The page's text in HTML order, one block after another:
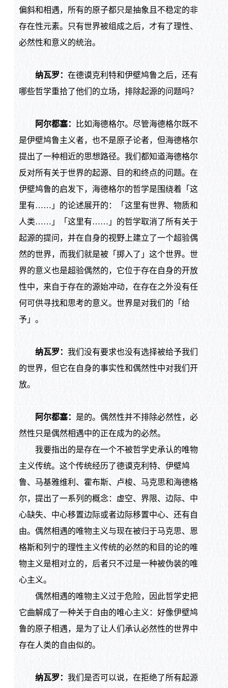
偏斜和相遇，所有的原子都只是抽象且不稳定的非
存在性元素。只有世界被组成之后，才有了理性、
必然性和意义的统治。
纳瓦罗： 在德谟克利特和伊壁鸠鲁之后，还有
哪些哲学重拾了他们的立场，排除起源的问题吗？
阿尔都塞：
比如海德格尔。尽管海德格尔既不
是伊壁鸠鲁主义者，也不是原子论者，但海德格尔
提出了一种相近的思想路径。我们都知道海德格尔
反对所有关于世界的起源、目的和终点的问题。在
伊壁鸠鲁的启发下，海德格尔的哲学是围绕着「这
里有……」的论述展开的：「这里有世界、物质和
人类……」「这里有……」的哲学取消了所有关于
起源的提问，并在自身的视野上建立了一个超验偶
然的世界，而我们就是被「掷入了」这个世界。世
界的意义也是超验偶然的，它位于存在自身的开放
性中，来自于存在的源始冲动，在存在之外没有任
何可供寻找和思考的意义。世界是对我们的「给
予」。
纳瓦罗： 我们没有要求也没有选择被给予我们
的世界，但它在自身的事实性和偶然性中对我们开
放。
阿尔都塞： 是的。偶然性并不排除必然性，必
然性只是偶然相遇中的正在成为的必然。
我要指出的是存在一个不被哲学史承认的唯物
主义传统。这个传统经历了德谟克利特、伊壁鸠
鲁、马基雅维利、霍布斯、卢梭、马克思和海德格
尔，提出了一系列的概念：虚空、界限、边际、中
心缺失、中心移置边际或者边际移置中心、还有自
由。偶然相遇的唯物主义与现在被归于马克思、恩
格斯和列宁的理性主义传统的必然的和目的论的唯
物主义是相对立的，后者只不过是一种被伪装的唯
心主义。
偶然相遇的唯物主义过于危险，因此哲学史把
它曲解成了一种关于自由的唯心主义：好像伊壁鸠
鲁的原子相遇，是为了让人们承认必然性的世界中
存在人类的自由似的。
纳瓦罗： 我们是否可以说，在拒绝了所有起源